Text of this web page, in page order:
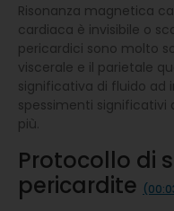
Risonanza magnetica
cardiaca è invisibile o
pericardici sono molto
viscerale e il parietale
significativa di fluido ad
spessimenti
più.
Protocollo di
pericardite